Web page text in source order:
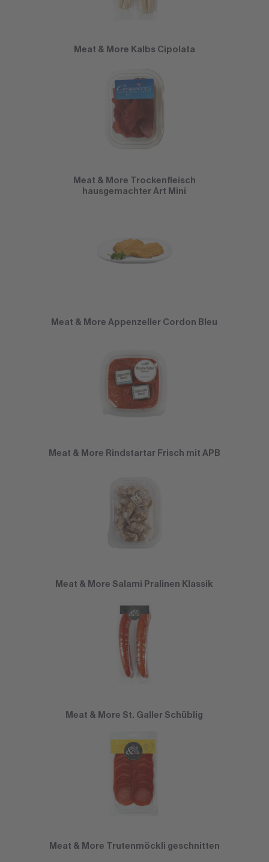
Meat & More Kalbs Cipolata
Meat & More Trockenfleisch
hausgemachter Art Mini
Meat & More Appenzeller Cordon Bleu
Meat & More Rindstartar Frisch mit APB
Meat & More Salami Pralinen Klassik
Meat & More St. Galler Schüblig
Meat & More Trutenmöckli geschnitten